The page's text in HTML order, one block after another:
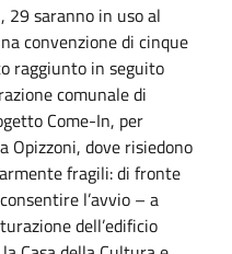
saranno in uso al
convenzione di cinque
raggiunto in seguito
comunale di
Come-In, per
Opizzoni, dove risiedono
fragili: di fronte
l’avvio – a
dell’edificio